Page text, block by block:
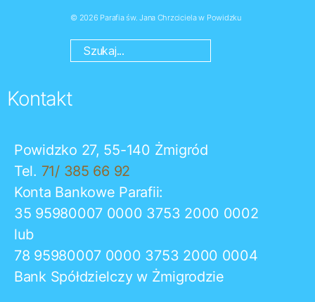
© 2026 Parafia św. Jana Chrzciciela w Powidzku
Kontakt
Powidzko 27, 55-140 Żmigród
Tel. 71/ 385 66 92
Konta Bankowe Parafii:
35 95980007 0000 3753 2000 0002
lub
78 95980007 0000 3753 2000 0004
Bank Spółdzielczy w Żmigrodzie